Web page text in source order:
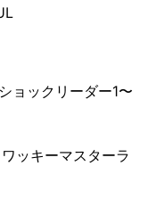
ョックリーダー1〜
ッキーマスターラ